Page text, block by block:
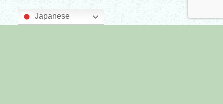
Japanese